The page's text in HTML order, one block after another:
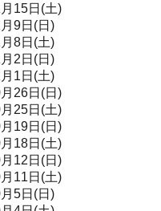
15日(土)
9日(日)
8日(土)
2日(日)
1日(土)
26日(日)
25日(土)
19日(日)
18日(土)
12日(日)
11日(土)
5日(日)